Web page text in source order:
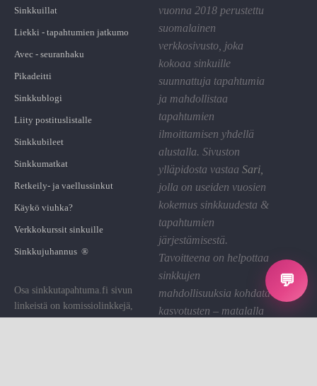
💬
Sinkkuillat
Liekki - tapahtumien jatkumo
Avec - seuranhaku
Pikadeitti
Sinkkublogi
Liity postituslistalle
Sinkkubileet
Sinkkumatkat
Retkeily- ja vaellussinkut
Käykö viuhka?
Verkkokurssit sinkuille
Sinkkujuhannus ®
Osa sinkkutapahtuma.fi sivun
linkeistä on komissiolinkkejä,
joiden kautta St saa pienen
vuonna 2018 perustettu
suomalainen
verkkosivusto, joka
kokoaa sinkuille
suunnattuja tapahtumia
ja mahdollistaa
tapahtumien
ilmoittamisen yhdellä
alustalla. Sivuston
ylläpidosta vastaa Sari
jolla on useiden vuosien
kokemus sinkkuudesta &
tapahtumien
järjestämisestä.
Tavoitteena on helpottaa
sinkkujen
mahdollisuuksia kohdata
kasvotusten – matalalla